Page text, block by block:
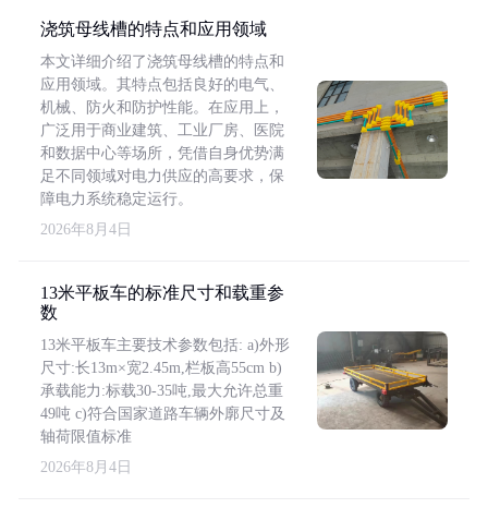
浇筑母线槽的特点和应用领域
本文详细介绍了浇筑母线槽的特点和
应用领域。其特点包括良好的电气、
机械、防火和防护性能。在应用上，
广泛用于商业建筑、工业厂房、医院
和数据中心等场所，凭借自身优势满
足不同领域对电力供应的高要求，保
障电力系统稳定运行。
2026年8月4日
13米平板车的标准尺寸和载重参
数
13米平板车主要技术参数包括: a)外形
尺寸:长13m×宽2.45m,栏板高55cm b)
承载能力:标载30-35吨,最大允许总重
49吨 c)符合国家道路车辆外廓尺寸及
轴荷限值标准
2026年8月4日